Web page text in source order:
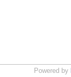
Powered by